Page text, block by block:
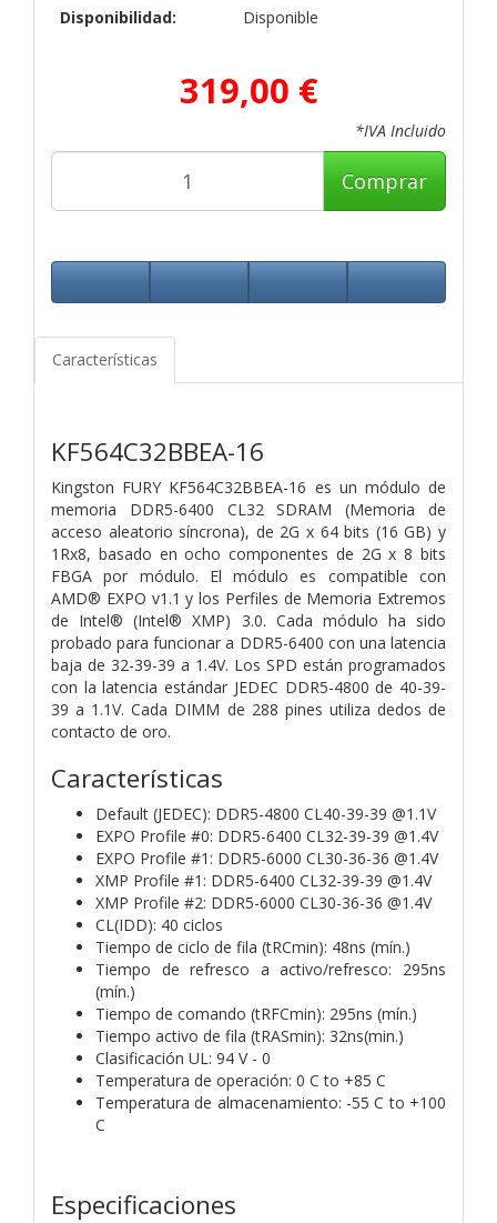
Disponibilidad:
Disponible
319,00 €
*IVA Incluido
Comprar
Características
KF564C32BBEA-16
Kingston FURY KF564C32BBEA-16 es un módulo de
memoria DDR5-6400 CL32 SDRAM (Memoria de
acceso aleatorio síncrona), de 2G x 64 bits (16 GB) y
1Rx8, basado en ocho componentes de 2G x 8 bits
FBGA por módulo. El módulo es compatible con
AMD® EXPO v1.1 y los Perfiles de Memoria Extremos
de Intel® (Intel® XMP) 3.0. Cada módulo ha sido
probado para funcionar a DDR5-6400 con una latencia
baja de 32-39-39 a 1.4V. Los SPD están programados
con la latencia estándar JEDEC DDR5-4800 de 40-39-
39 a 1.1V. Cada DIMM de 288 pines utiliza dedos de
contacto de oro.
Características
Default (JEDEC): DDR5-4800 CL40-39-39 @1.1V
EXPO Profile #0: DDR5-6400 CL32-39-39 @1.4V
EXPO Profile #1: DDR5-6000 CL30-36-36 @1.4V
XMP Profile #1: DDR5-6400 CL32-39-39 @1.4V
XMP Profile #2: DDR5-6000 CL30-36-36 @1.4V
CL(IDD): 40 ciclos
Tiempo de ciclo de fila (tRCmin): 48ns (mín.)
Tiempo de refresco a activo/refresco: 295ns
(mín.)
Tiempo de comando (tRFCmin): 295ns (mín.)
Tiempo activo de fila (tRASmin): 32ns(min.)
Clasificación UL: 94 V - 0
Temperatura de operación: 0 C to +85 C
Temperatura de almacenamiento: -55 C to +100
C
Especificaciones